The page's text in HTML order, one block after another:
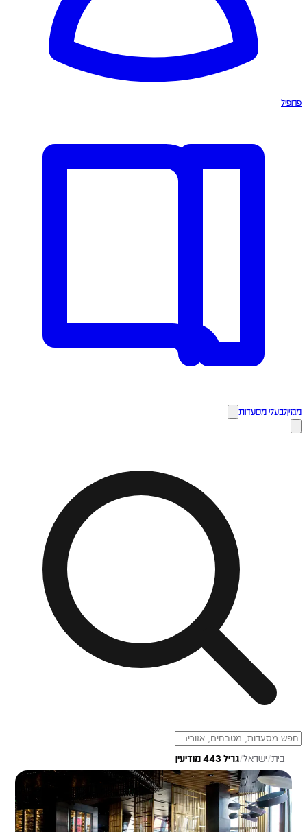
פרופיל
מגזיןלבעלי מסעדות
בית/ישראל/גריל 443 מודיעין